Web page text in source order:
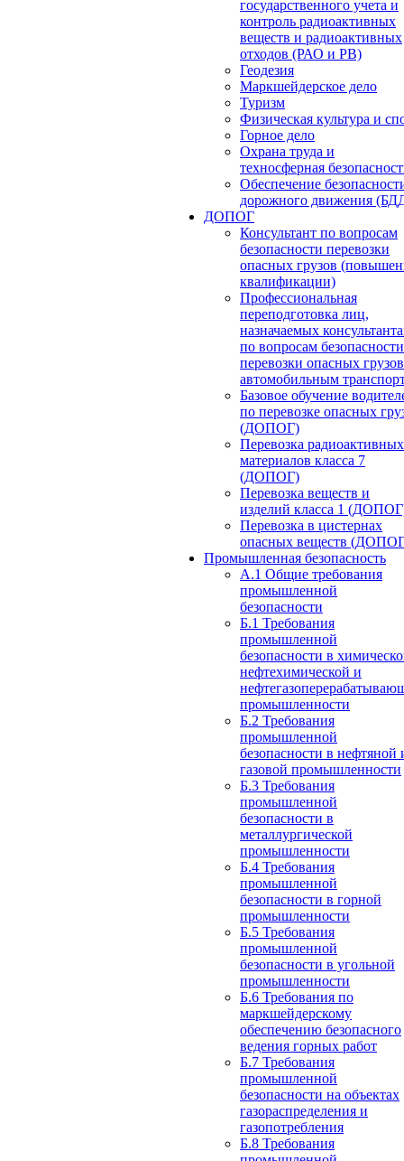
государственного учета и
контроль радиоактивных
веществ и радиоактивных
отходов (РАО и РВ)
Геодезия
Маркшейдерское дело
Туризм
Физическая культура и
Горное дело
Охрана труда и
техносферная
Обеспечение
дорожного движения
ДОПОГ
Консультант по вопросам
безопасности перевозки
опасных грузов
квалификации)
Профессиональная
переподготовка лиц,
назначаемых
по вопросам безопасности
перевозки опасных грузов
автомобильным
Базовое обучение
по перевозке опасных
(ДОПОГ)
Перевозка радиоактивных
материалов класса 7
(ДОПОГ)
Перевозка веществ и
изделий класса 1
Перевозка в цистернах
опасных веществ
Промышленная безопасность
А.1 Общие требования
промышленной
безопасности
Б.1 Требования
промышленной
безопасности в
нефтехимической и
промышленности
Б.2 Требования
промышленной
безопасности в нефтяной
газовой промышленности
Б.3 Требования
промышленной
безопасности в
металлургической
промышленности
Б.4 Требования
промышленной
безопасности в горной
промышленности
Б.5 Требования
промышленной
безопасности в угольной
промышленности
Б.6 Требования по
маркшейдерскому
обеспечению безопасного
ведения горных работ
Б.7 Требования
промышленной
безопасности на объектах
газораспределения и
газопотребления
Б.8 Требования